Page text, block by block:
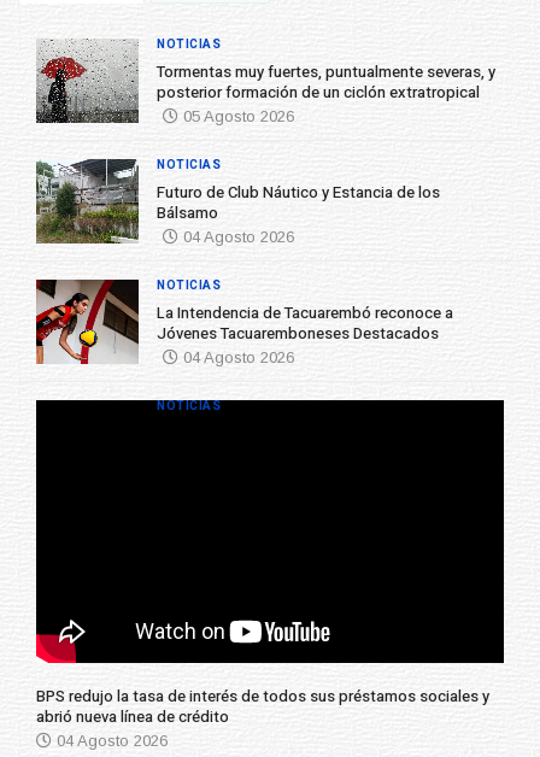
Tormentas muy fuertes, puntualmente severas, y
posterior formación de un ciclón extratropical
05 Agosto 2026
NOTICIAS
Futuro de Club Náutico y Estancia de los
Bálsamo
04 Agosto 2026
NOTICIAS
La Intendencia de Tacuarembó reconoce a
Jóvenes Tacuaremboneses Destacados
04 Agosto 2026
NOTICIAS
BPS redujo la tasa de interés de todos sus préstamos sociales y
abrió nueva línea de crédito
04 Agosto 2026
NOTICIAS